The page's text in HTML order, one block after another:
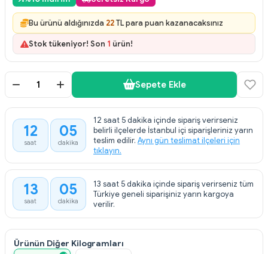
Bu ürünü aldığınızda 22TL para puan kazanacaksınız
Stok tükeniyor! Son 1 ürün!
Sepete Ekle
12
saat
05
dakika
12 saat 5 dakika içinde sipariş verirseniz
belirli ilçelerde İstanbul içi siparişleriniz yarın
teslim edilir. Aynı gün teslimat ilçeleri için
tıklayın.
13
saat
05
dakika
13 saat 5 dakika içinde sipariş verirseniz tüm
Türkiye geneli siparişiniz yarın kargoya
verilir.
Ürünün Diğer Kilogramları